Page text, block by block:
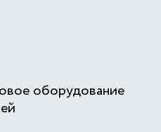
оборудование